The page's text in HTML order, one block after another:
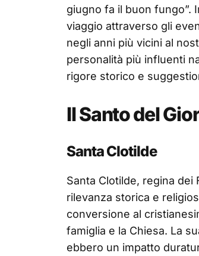
giugno fa il buon fungo”.
viaggio attraverso gli
negli anni più vicini al
personalità più influenti
rigore storico e
Il Santo del
Santa Clotilde
Santa Clotilde, regina
rilevanza storica e
conversione al
famiglia e la Chiesa. La
ebbero un impatto